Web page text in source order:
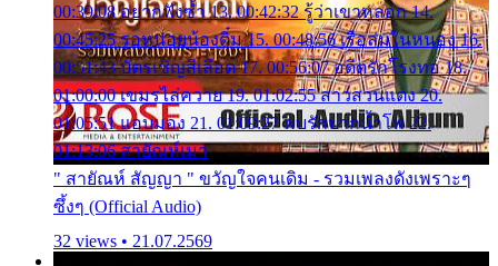
00:39:08 อยากฟังซ้ำ 13. 00:42:32 รู้ว่าเขาหลอก 14.
00:45:25 รอหน่อยน้องติ๋ม 15. 00:48:56 เรือล่มในหนอง 16.
00:51:43 บัตรเชิญสีเลือด 17. 00:56:07 อดีตรักโรงทอ 18.
01:00:00 เขมรไล่ควาย 19. 01:02:55 สาวสวนแตง 20.
01:05:51 แอบมอง 21. 01:09:27 พบรักปากน้ำโพ 22.
01:13:06 สายัณห์เมา
" สายัณห์ สัญญา " ขวัญใจคนเดิม - รวมเพลงดังเพราะๆ
ซึ้งๆ (Official Audio)
32 views • 21.07.2569